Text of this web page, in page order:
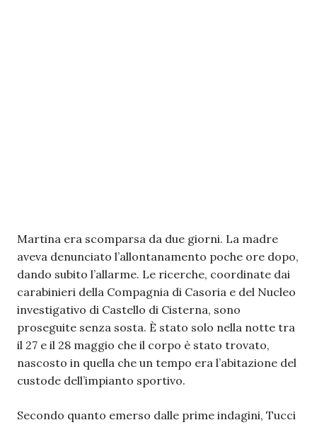
Martina era scomparsa da due giorni. La madre
aveva denunciato l’allontanamento poche ore dopo,
dando subito l’allarme. Le ricerche, coordinate dai
carabinieri della Compagnia di Casoria e del Nucleo
investigativo di Castello di Cisterna, sono
proseguite senza sosta. È stato solo nella notte tra
il 27 e il 28 maggio che il corpo è stato trovato,
nascosto in quella che un tempo era l’abitazione del
custode dell’impianto sportivo.
Secondo quanto emerso dalle prime indagini, Tucci